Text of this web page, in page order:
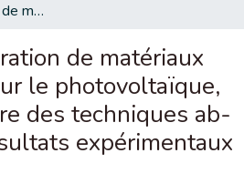
Etude et élaboration de matériaux pérovskites pour le photovoltaïque, corrélation entre des techniques ab-initio et des résultats expérimentaux
de matériaux
le photovoltaïque,
des techniques ab-
expérimentaux